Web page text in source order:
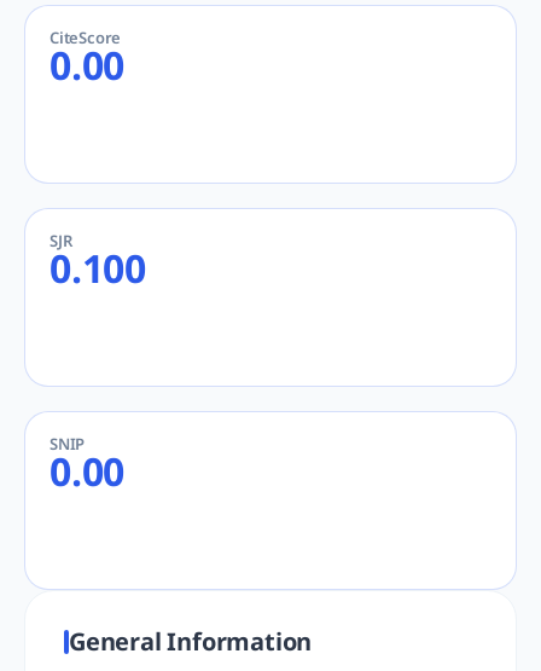
CiteScore
0.00
SJR
0.100
SNIP
0.00
General Information